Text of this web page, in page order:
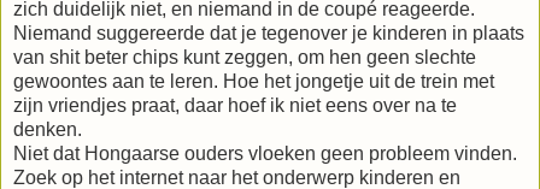
zich duidelijk niet, en niemand in de coupé reageerde.
Niemand suggereerde dat je tegenover je kinderen in plaats
van shit beter chips kunt zeggen, om hen geen slechte
gewoontes aan te leren. Hoe het jongetje uit de trein met
zijn vriendjes praat, daar hoef ik niet eens over na te
denken.
Niet dat Hongaarse ouders vloeken geen probleem vinden.
Zoek op het internet naar het onderwerp kinderen en